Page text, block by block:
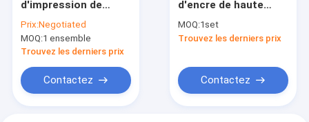
d'impression de
Film Carton Code QR
d'imprimante à jet
d'encre de CYCJET
Prix:Negotiated
MOQ:1 ensemble
Trouvez les derniers prix
Contactez
d'encre de haute
d'ALT500UV
MOQ:1set
Trouvez les derniers prix
Contactez